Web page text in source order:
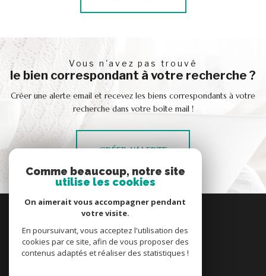
vous n'avez pas trouvé
le bien correspondant à votre recherche ?
Créer une alerte email et recevez les biens correspondants à votre
recherche dans votre boîte mail !
CRÉER L'ALERTE
se
connecter
espace propriétaire
Comme beaucoup, notre site
utilise les cookies
On aimerait vous accompagner pendant
votre visite.
En poursuivant, vous acceptez l'utilisation des
cookies par ce site, afin de vous proposer des
contenus adaptés et réaliser des statistiques !